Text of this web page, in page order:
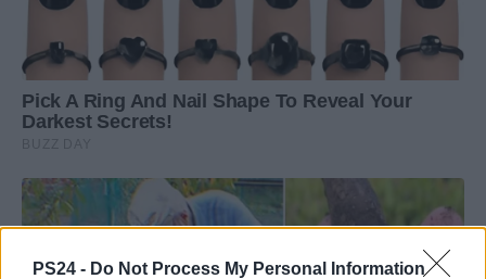
PS24 - Do Not Process My Personal Information